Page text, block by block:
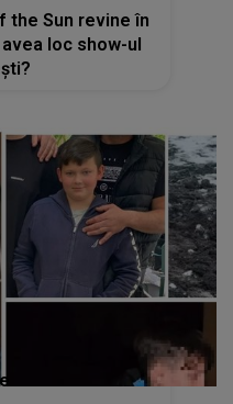
the Sun revine în
loc show-ul